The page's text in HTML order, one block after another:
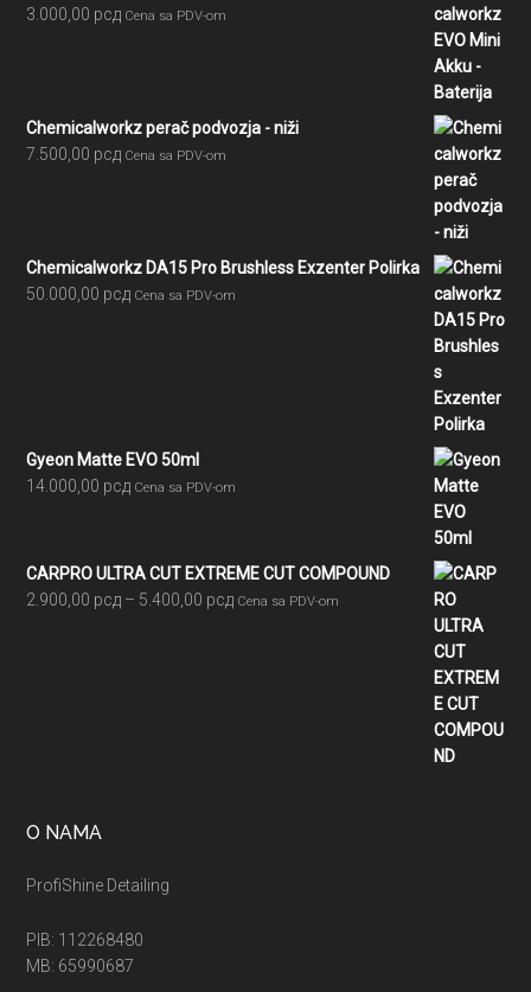
3.000,00 рсд Cena sa PDV-om
Chemicalworkz perač podvozja - niži
7.500,00 рсд Cena sa PDV-om
Chemicalworkz DA15 Pro Brushless Exzenter Polirka
50.000,00 рсд Cena sa PDV-om
Gyeon Matte EVO 50ml
14.000,00 рсд Cena sa PDV-om
CARPRO ULTRA CUT EXTREME CUT COMPOUND
2.900,00 рсд – 5.400,00 рсдRaspon
Cena sa PDV-om
O NAMA
ProfiShine Detailing
PIB: 112268480
MB: 65990687